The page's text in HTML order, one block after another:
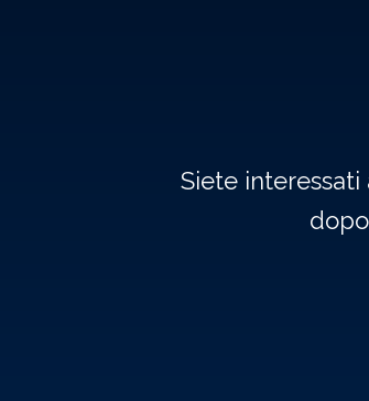
Siete